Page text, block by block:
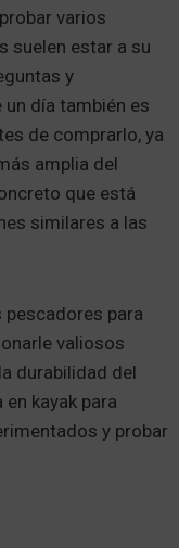
varios
suelen estar a su
y
día también es
de comprarlo, ya
amplia del
que está
similares a las
pescadores para
valiosos
durabilidad del
kayak para
y probar